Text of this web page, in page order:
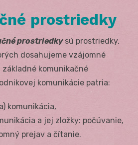
prostriedky
prostriedky sú prostriedky,
dosahujeme vzájomné
komunikačné
komunikácie patria:
komunikácia,
a jej zložky: počúvanie,
prejav a čítanie.